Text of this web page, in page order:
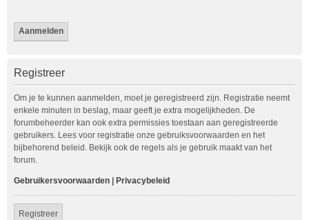
Registreer
Om je te kunnen aanmelden, moet je geregistreerd zijn. Registratie neemt
enkele minuten in beslag, maar geeft je extra mogelijkheden. De
forumbeheerder kan ook extra permissies toestaan aan geregistreerde
gebruikers. Lees voor registratie onze gebruiksvoorwaarden en het
bijbehorend beleid. Bekijk ook de regels als je gebruik maakt van het
forum.
Gebruikersvoorwaarden Privacybeleid
Registreer